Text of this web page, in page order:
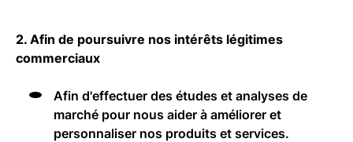
2. Afin de poursuivre nos intérêts légitimes
commerciaux
Afin d'effectuer des études et analyses de
marché pour nous aider à améliorer et
personnaliser nos produits et services.